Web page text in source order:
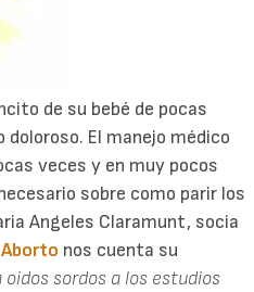
de su bebé de pocas
El manejo médico
veces y en muy pocos
sobre como parir los
Angeles Claramunt, socia
nos cuenta su
sordos a los estudios